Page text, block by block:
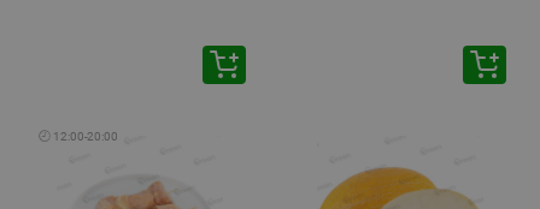
🕘 12:00-20:00